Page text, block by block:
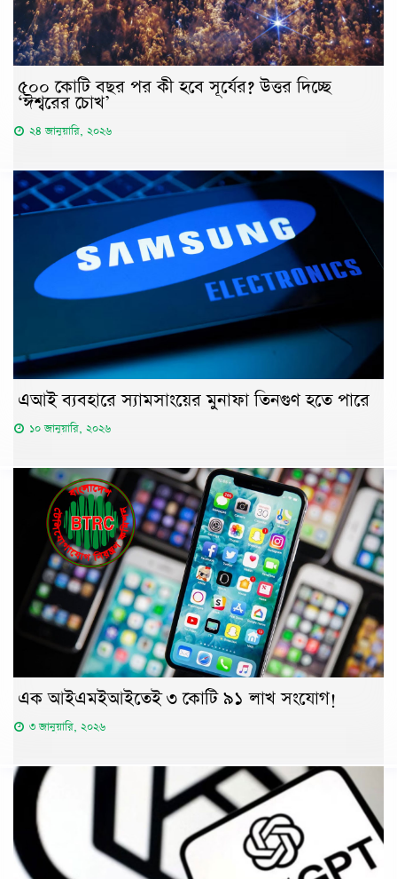
৫০০ কোটি বছর পর কী হবে সূর্যের? উত্তর দিচ্ছে
‘ঈশ্বরের চোখ’
২৪ জানুয়ারি, ২০২৬
এআই ব্যবহারে স্যামসাংয়ের মুনাফা তিনগুণ হতে পারে
১০ জানুয়ারি, ২০২৬
এক আইএমইআইতেই ৩ কোটি ৯১ লাখ সংযোগ!
৩ জানুয়ারি, ২০২৬